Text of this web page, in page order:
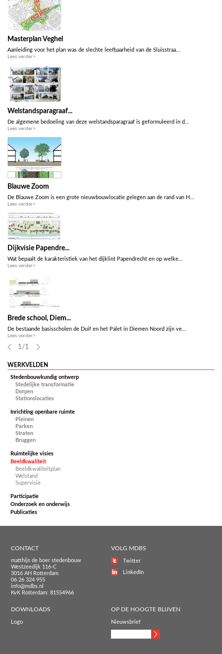
Masterplan Veghel
Aanleiding voor het plan was de slechte leefbaarheid van de Sluisstraa...
Lees verder>
Welstandsparagraaf...
De algemene bedoeling van deze welstandsparagraaf is geformuleerd in d...
Lees verder>
Blauwe Zoom
De Blauwe Zoom is een grote nieuwbouwlocatie gelegen aan de rand van H...
Lees verder>
Dijkvisie Papendre...
Wat bepaalt de karakteristiek van het dijklint Papendrecht en op welke...
Lees verder>
Brede school, Diem...
De bestaande basisscholen de Duif en het Palet in Diemen Noord zijn ve...
Lees verder>
1/1
WERKVELDEN
Stedenbouwkundig ontwerp
Stedelijke transformatie
Dorpen
Stationslocaties
Inrichting openbare ruimte
Pleinen
Parken
Straten
Bruggen
Ruimtelijke visies
Beeldkwaliteit
Beeldkwaliteitplan
Welstand
Supervisie
Participatie
Onderzoek en onderwijs
Publicaties
CONTACT
matthijs de boer stedenbouw
Westzeedijk 116-C
3016 AH Rotterdam
06 26 324 955
info@mdbs.nl
KvK Rotterdam: 81554966
VOLG MDBS
Twitter
LinkedIn
DOWNLOADS
Logo
OP DE HOOGTE BLIJVEN
Nieuwsbrief